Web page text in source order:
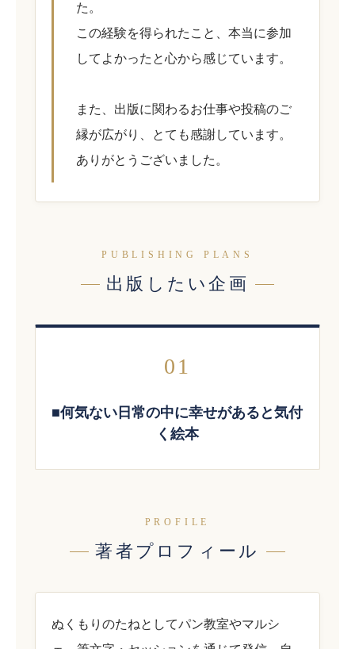
た。
この経験を得られたこと、本当に参加
してよかったと心から感じています。
また、出版に関わるお仕事や投稿のご
縁が広がり、とても感謝しています。
ありがとうございました。
PUBLISHING PLANS
出版したい企画
01
■何気ない日常の中に幸せがあると気付
く絵本
PROFILE
著者プロフィール
ぬくもりのたねとしてパン教室やマルシ